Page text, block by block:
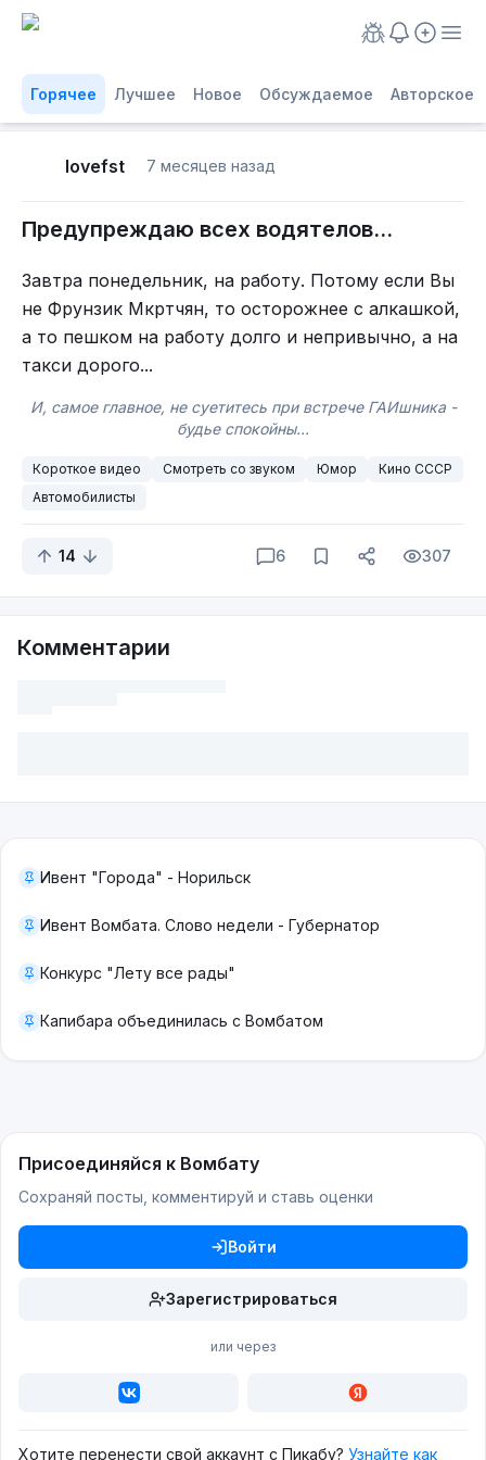
Горячее Лучшее Новое Обсуждаемое Авторское
lovefst 7 месяцев назад
Предупреждаю всех водятелов...
Завтра понедельник, на работу. Потому если Вы
не Фрунзик Мкртчян, то осторожнее с алкашкой,
а то пешком на работу долго и непривычно, а на
такси дорого...
И, самое главное, не суетитесь при встрече ГАИшника -
будье спокойны...
Короткое видео Смотреть со звуком Юмор
Кино СССР
Автомобилисты
14 6 307
Комментарии
Ивент "Города" - Норильск
Ивент Вомбата. Слово недели - Губернатор
Конкурс "Лету все рады"
Капибара объединилась с Вомбатом
Присоединяйся к Вомбату
Сохраняй посты, комментируй и ставь оценки
Войти
Зарегистрироваться
или через
Хотите перенести свой аккаунт с Пикабу? Узнайте как